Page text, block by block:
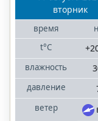
вторник
время
t°C
влажность
давление
ветер